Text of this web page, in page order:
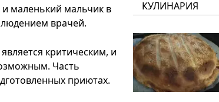
и маленький мальчик в
врачей.
критическим, и
Часть
приютах.
КУЛИНАРИЯ